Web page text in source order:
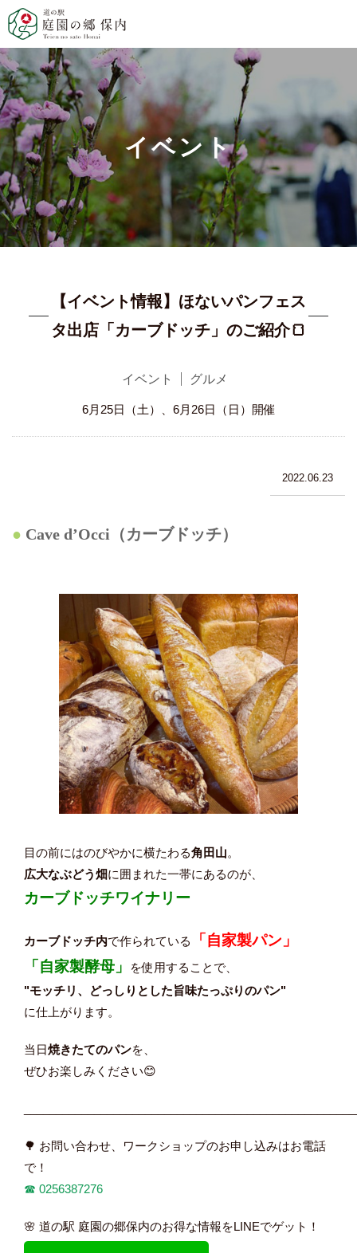
イベント
【イベント情報】ほないパンフェス
タ出店「カーブドッチ」のご紹介🍞
イベント グルメ
6月25日（土）、6月26日（日）開催
2022.06.23
Cave d’Occi（カーブドッチ）
目の前にはのびやかに横たわる角田山。
広大なぶどう畑に囲まれた一帯にあるのが、
カーブドッチワイナリー
カーブドッチ内で作られている
「自家製パン」
「自家製酵母」
を使用することで、
"モッチリ、どっしりとした旨味たっぷりのパン"
に仕上がります。
当日焼きたてのパンを、
ぜひお楽しみください😊
🌳 お問い合わせ、ワークショップのお申し込みはお電話
で！
☎︎ 0256387276
🌸 道の駅 庭園の郷保内のお得な情報をLINEでゲット！